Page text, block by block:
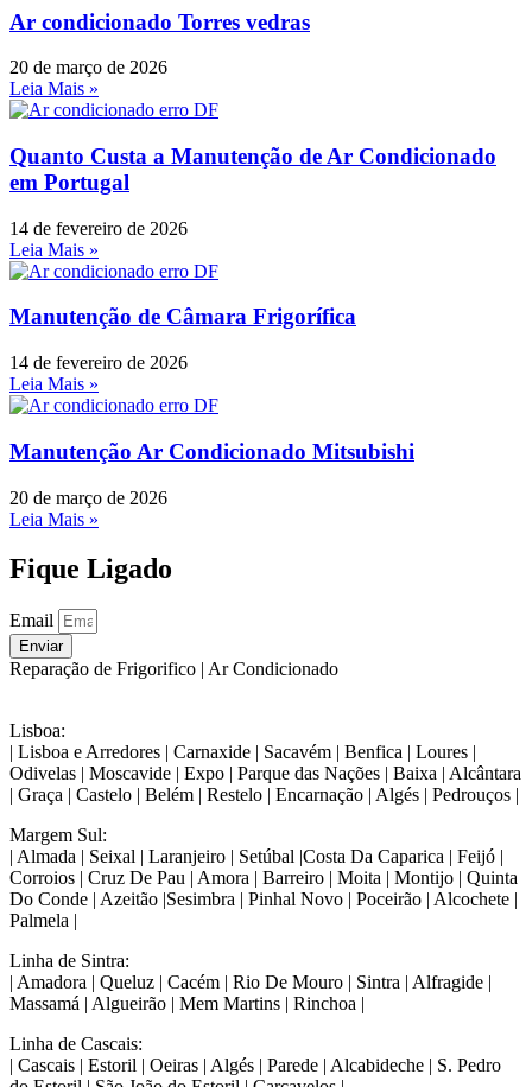
Ar condicionado Torres vedras
20 de março de 2026
Leia Mais »
Quanto Custa a Manutenção de Ar Condicionado
em Portugal
14 de fevereiro de 2026
Leia Mais »
Manutenção de Câmara Frigorífica
14 de fevereiro de 2026
Leia Mais »
Manutenção Ar Condicionado Mitsubishi
20 de março de 2026
Leia Mais »
Fique Ligado
Email
Enviar
Reparação de Frigorifico | Ar Condicionado
Lisboa:
| Lisboa e Arredores | Carnaxide | Sacavém | Benfica | Loures |
Odivelas | Moscavide | Expo | Parque das Nações | Baixa | Alcântara
| Graça | Castelo | Belém | Restelo | Encarnação | Algés | Pedrouços |
Margem Sul:
| Almada | Seixal | Laranjeiro | Setúbal |Costa Da Caparica | Feijó |
Corroios | Cruz De Pau | Amora | Barreiro | Moita | Montijo | Quinta
Do Conde | Azeitão |Sesimbra | Pinhal Novo | Poceirão | Alcochete |
Palmela |
Linha de Sintra:
| Amadora | Queluz | Cacém | Rio De Mouro | Sintra | Alfragide |
Massamá | Algueirão | Mem Martins | Rinchoa |
Linha de Cascais:
| Cascais | Estoril | Oeiras | Algés | Parede | Alcabideche | S. Pedro